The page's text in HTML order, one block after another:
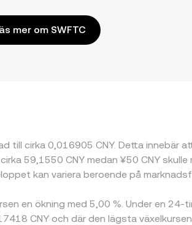
mer om SWFTC
till cirka 0,016905 CNY. Detta
59,1550 CNY medan ¥50 CNY
kan variera beroende på
en ökning med 5,00 %. Under en
CNY och där den lägsta